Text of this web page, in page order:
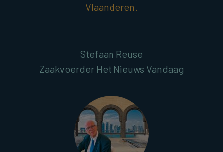
Vlaanderen.
Stefaan Reuse
Zaakvoerder Het Nieuws Vandaag